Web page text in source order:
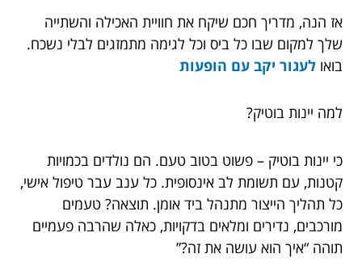
אז הנה, מדריך חכם שיקח את חוויית האכילה והשתייה
שלך למקום שבו כל ביס וכל לגימה מתמזגים לבלי נשכח.
בואו לעגור יקב עם הופעות
למה יינות בוטיק?
כי יינות בוטיק – פשוט בטוב טעם. הם נולדים בכמויות
קטנות, עם תשומת לב אינסופית. כל ענב עבר טיפול אישי,
כל תהליך הייצור מתנהל ביד אומן. תוצאה? טעמים
מורכבים, נדירים ומלאים בדקויות, כאלה שהרבה פעמיים
תוהה “איך הוא עושה את זה?”